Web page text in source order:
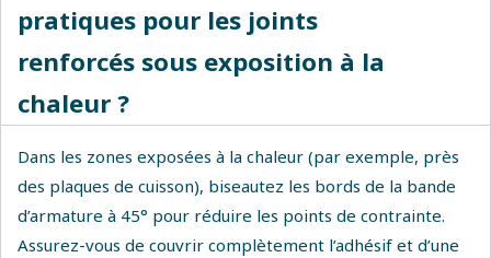
pratiques pour les joints
renforcés sous exposition à la
chaleur ?
Dans les zones exposées à la chaleur (par exemple, près
des plaques de cuisson), biseautez les bords de la bande
d’armature à 45° pour réduire les points de contrainte.
Assurez-vous de couvrir complètement l’adhésif et d’une